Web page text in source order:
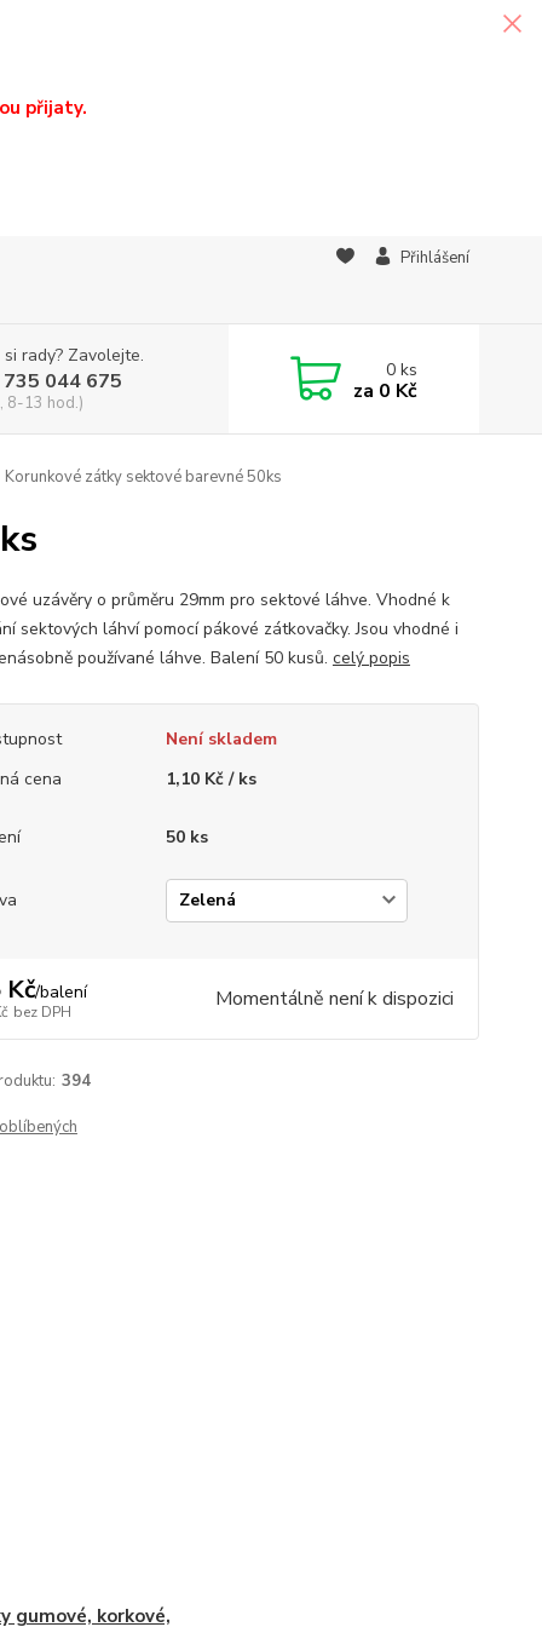
přijaty.
Přihlášení
rady? Zavolejte.
044 675
8-13 hod.)
0ks
za 0 Kč
Korunkové zátky sektové barevné 50ks
uzávěry o průměru 29mm pro sektové láhve. Vhodné k
sektových láhví pomocí pákové zátkovačky. Jsou vhodné i
používané láhve. Balení 50 kusů. celý popis
Není skladem
cena
1,10 Kč / ks
50 ks
Kč/balení
bez DPH Momentálně není k dispozici
394
gumové, korkové,